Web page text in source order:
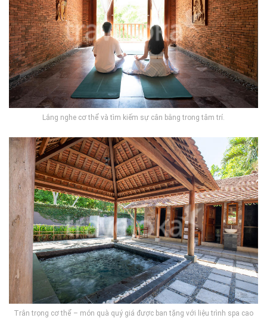
Lắng nghe cơ thể và tìm kiếm sự cân bằng trong tâm trí.
Trân trọng cơ thể – món quà quý giá được ban tặng với liệu trình spa cao